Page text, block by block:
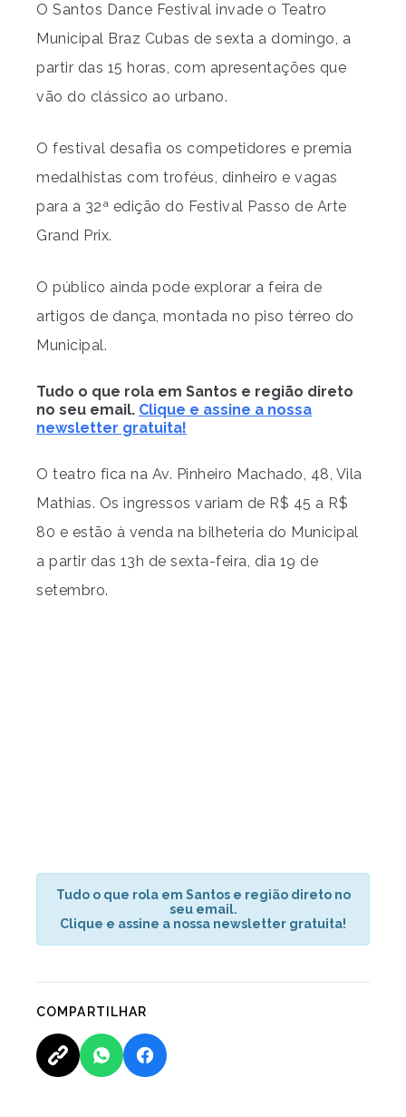
O Santos Dance Festival invade o Teatro
Municipal Braz Cubas de sexta a domingo, a
partir das 15 horas, com apresentações que
vão do clássico ao urbano.
O festival desafia os competidores e premia
medalhistas com troféus, dinheiro e vagas
para a 32ª edição do Festival Passo de Arte
Grand Prix.
O público ainda pode explorar a feira de
artigos de dança, montada no piso térreo do
Municipal.
Tudo o que rola em Santos e região direto
no seu email. Clique e assine a nossa
newsletter gratuita!
O teatro fica na Av. Pinheiro Machado, 48, Vila
Mathias. Os ingressos variam de R$ 45 a R$
80 e estão à venda na bilheteria do Municipal
a partir das 13h de sexta-feira, dia 19 de
setembro.
Tudo o que rola em Santos e região direto no
seu email.
Clique e assine a nossa newsletter gratuita!
COMPARTILHAR